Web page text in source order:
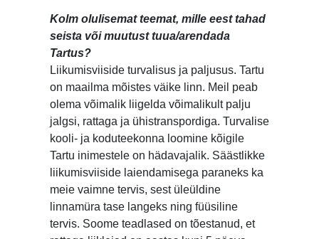
Kolm olulisemat teemat, mille eest tahad
seista või muutust tuua/arendada
Tartus?
Liikumisviiside turvalisus ja paljusus. Tartu
on maailma mõistes väike linn. Meil peab
olema võimalik liigelda võimalikult palju
jalgsi, rattaga ja ühistranspordiga. Turvalise
kooli- ja koduteekonna loomine kõigile
Tartu inimestele on hädavajalik. Säästlikke
liikumisviiside laiendamisega paraneks ka
meie vaimne tervis, sest üleüldine
linnamüra tase langeks ning füüsiline
tervis. Soome teadlased on tõestanud, et